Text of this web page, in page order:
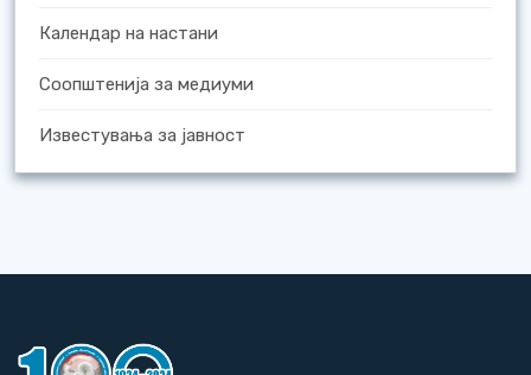
Календар на настани
Соопштенија за медиуми
Известувања за јавност